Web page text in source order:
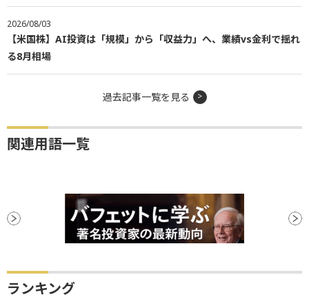
2026/08/03
【米国株】AI投資は「規模」から「収益力」へ、業績vs金利で揺れ
る8月相場
過去記事一覧を見る
関連用語一覧
ランキング